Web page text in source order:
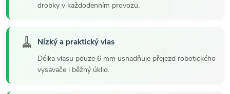
drobky v každodenním provozu.
🧹 Nízký a praktický vlas
Délka vlasu pouze 6 mm usnadňuje přejezd robotického
vysavače i běžný úklid.